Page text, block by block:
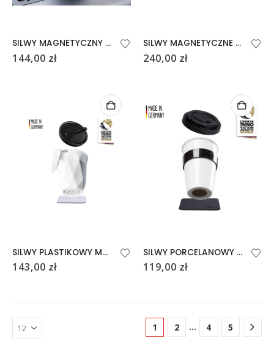
SILWY MAGNETYCZNY KUBEK TO-GO Z POKRYWKĄ CZARNY
144,00 zł
SILWY MAGNETYCZNE KIELISZKI DO WÓDKI 4 szt. Z POLICARBONU
240,00 zł
SILWY PLASTIKOWY MAGNETYCZNY KUBEK TO-GO Z POKRYWKĄ
143,00 zł
SILWY PORCELANOWY MAGNETYCZNY KUBEK TO-GO – CZARNY
119,00 zł
1 2 … 4 5